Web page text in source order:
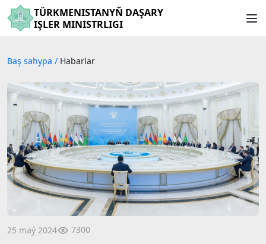
TÜRKMENISTANYŇ DAŞARY
IŞLER MINISTRLIGI
Baş sahypa / Habarlar
25 maý 2024 7300